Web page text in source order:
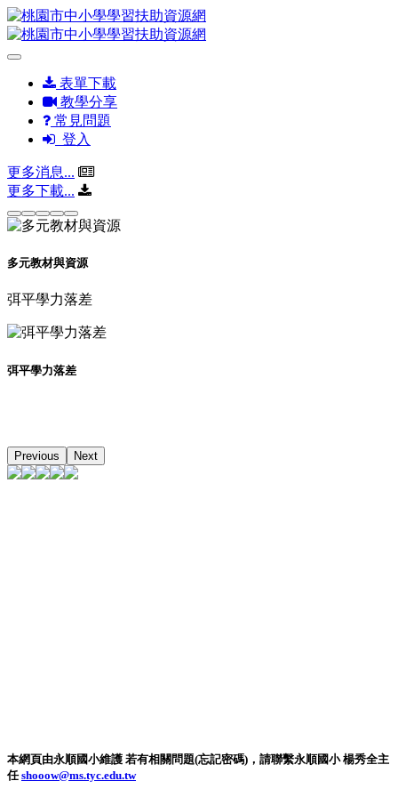
表單下載
教學分享
常見問題
登入
更多消息...
更多下載...
多元教材與資源
弭平學力落差
弭平學力落差
Previous Next
本網頁由永順國小維護 若有相關問題(忘記密碼)，請聯繫永順國小 楊秀全主
任shooow@ms.tyc.edu.tw